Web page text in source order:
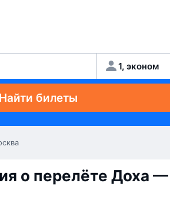
1, эконом
Найти билеты
о перелёте Доха —